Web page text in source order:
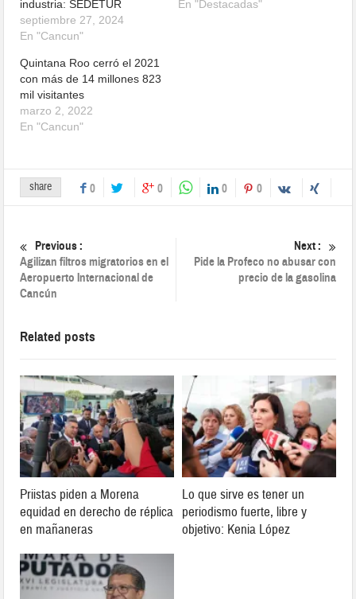
industria: SEDETUR
septiembre 27, 2024
En "Cancun"
En "Destacadas"
Quintana Roo cerró el 2021
con más de 14 millones 823
mil visitantes
marzo 2, 2022
En "Cancun"
share 0 0 0 0
Previous :
Agilizan filtros migratorios en el
Aeropuerto Internacional de
Cancún
Next :
Pide la Profeco no abusar con
precio de la gasolina
Related posts
Priistas piden a Morena
equidad en derecho de réplica
en mañaneras
Lo que sirve es tener un
periodismo fuerte, libre y
objetivo: Kenia López